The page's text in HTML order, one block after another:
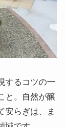
するコツの一
と。自然が醸
安らぎは、ま